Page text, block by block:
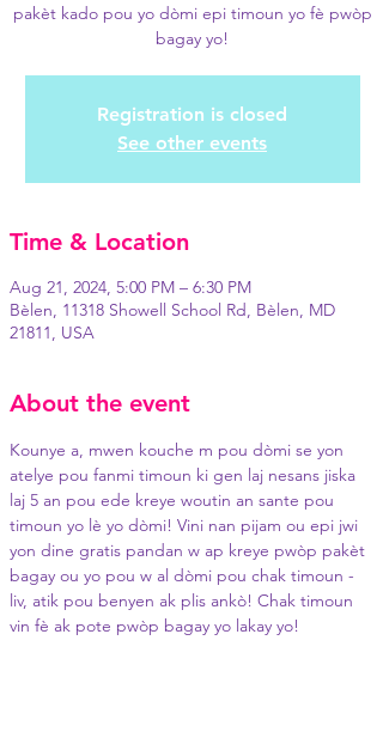
pakèt kado pou yo dòmi epi timoun yo fè pwòp
bagay yo!
Registration is closed
See other events
Time & Location
Aug 21, 2024, 5:00 PM – 6:30 PM
Bèlen, 11318 Showell School Rd, Bèlen, MD
21811, USA
About the event
Kounye a, mwen kouche m pou dòmi se yon
atelye pou fanmi timoun ki gen laj nesans jiska
laj 5 an pou ede kreye woutin an sante pou
timoun yo lè yo dòmi! Vini nan pijam ou epi jwi
yon dine gratis pandan w ap kreye pwòp pakèt
bagay ou yo pou w al dòmi pou chak timoun -
liv, atik pou benyen ak plis ankò! Chak timoun
vin fè ak pote pwòp bagay yo lakay yo!